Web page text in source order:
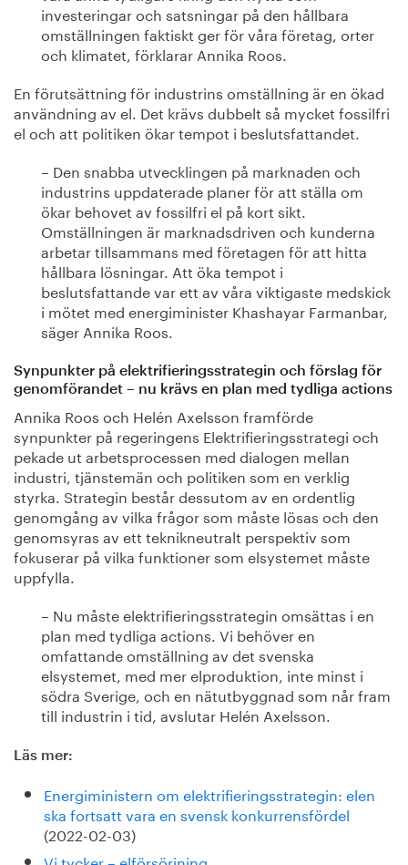
investeringar och satsningar på den hållbara
omställningen faktiskt ger för våra företag, orter
och klimatet, förklarar Annika Roos.
En förutsättning för industrins omställning är en ökad
användning av el. Det krävs dubbelt så mycket fossilfri
el och att politiken ökar tempot i beslutsfattandet.
– Den snabba utvecklingen på marknaden och
industrins uppdaterade planer för att ställa om
ökar behovet av fossilfri el på kort sikt.
Omställningen är marknadsdriven och kunderna
arbetar tillsammans med företagen för att hitta
hållbara lösningar. Att öka tempot i
beslutsfattande var ett av våra viktigaste medskick
i mötet med energiminister Khashayar Farmanbar,
säger Annika Roos.
Synpunkter på elektrifieringsstrategin och förslag för
genomförandet – nu krävs en plan med tydliga actions
Annika Roos och Helén Axelsson framförde
synpunkter på regeringens Elektrifieringsstrategi och
pekade ut arbetsprocessen med dialogen mellan
industri, tjänstemän och politiken som en verklig
styrka. Strategin består dessutom av en ordentlig
genomgång av vilka frågor som måste lösas och den
genomsyras av ett teknikneutralt perspektiv som
fokuserar på vilka funktioner som elsystemet måste
uppfylla.
– Nu måste elektrifieringsstrategin omsättas i en
plan med tydliga actions. Vi behöver en
omfattande omställning av det svenska
elsystemet, med mer elproduktion, inte minst i
södra Sverige, och en nätutbyggnad som når fram
till industrin i tid, avslutar Helén Axelsson.
Läs mer:
Energiministern om elektrifieringsstrategin: elen
ska fortsatt vara en svensk konkurrensfördel
(2022-02-03)